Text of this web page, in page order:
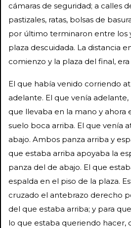
cámaras de seguridad; a calles
pastizales, ratas, bolsas de
por último terminaron entre los
plaza descuidada. La distancia
comienzo y la plaza del final,
El que había venido corriendo
adelante. El que venía
que llevaba en la mano y ahora
suelo boca arriba. El que venía
abajo. Ambos panza arriba y
que estaba arriba apoyaba la
panza del de abajo. El que
espalda en el piso de la plaza.
cruzado el antebrazo derecho
del que estaba arriba; y para
lo que estaba queriendo hacer,